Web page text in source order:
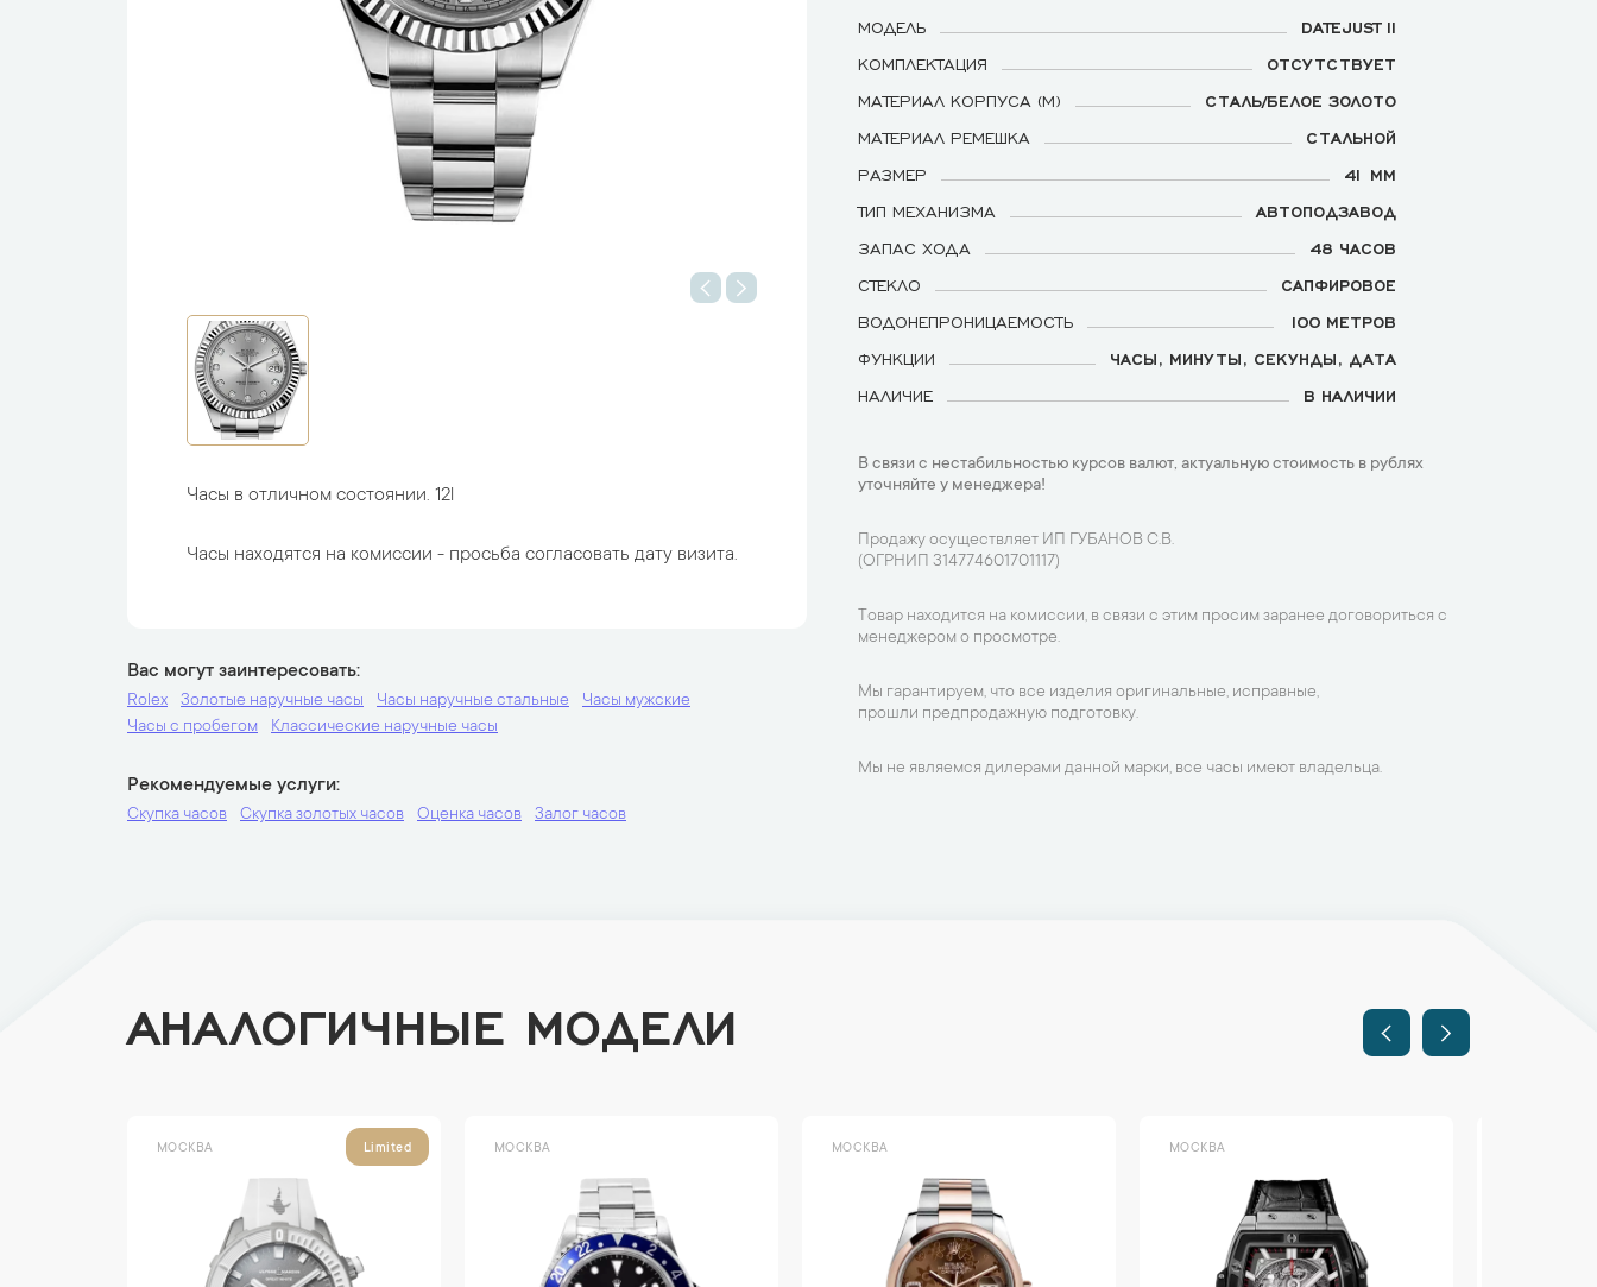
Часы в отличном состоянии. 12l
Часы находятся на комиссии - просьба согласовать дату визита.
Вас могут заинтересовать
Rolex Золотые наручные часы Часы наручные стальные
Часы мужские
Часы с пробегом
Классические наручные часы
Рекомендуемые услуги
Скупка часов Скупка золотых часов Оценка часов Залог часов
МОДЕЛЬ
DATEJUST II
КОМПЛЕКТАЦИЯ
ОТСУТСТВУЕТ
МАТЕРИАЛ КОРПУСА (М)
СТАЛЬ/БЕЛОЕ ЗОЛОТО
МАТЕРИАЛ РЕМЕШКА
СТАЛЬНОЙ
РАЗМЕР
41 ММ
ТИП МЕХАНИЗМА
АВТОПОДЗАВОД
ЗАПАС ХОДА
48 ЧАСОВ
СТЕКЛО
САПФИРОВОЕ
ВОДОНЕПРОНИЦАЕМОСТЬ
100 МЕТРОВ
ФУНКЦИИ
ЧАСЫ, МИНУТЫ, СЕКУНДЫ, ДАТА
НАЛИЧИЕ
В НАЛИЧИИ
В связи с нестабильностью курсов валют, актуальную стоимость в рублях
уточняйте у менеджера!
Продажу осуществляет ИП ГУБАНОВ С.В.
(ОГРНИП 314774601701117)
Товар находится на комиссии, в связи с этим просим заранее договориться с
менеджером о просмотре.
Мы гарантируем, что все изделия оригинальные, исправные,
прошли предпродажную подготовку.
Мы не являемся дилерами данной марки, все часы имеют владельца.
АНАЛОГИЧНЫЕ МОДЕЛИ
МОСКВА МОСКВА МОСКВА МОСКВА